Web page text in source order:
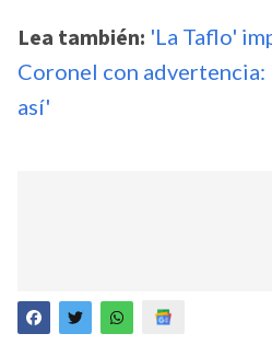
Lea también: 'La Taflo'
Coronel con advertencia:
así'